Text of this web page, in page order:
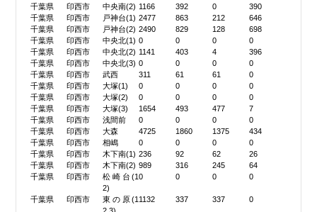
千葉県
印西市 中央南(2) 1166 392 0
390
千葉県
印西市 戸神台(1) 2477 863 212
646
千葉県
印西市 戸神台(2) 2490 829 128
698
千葉県
印西市 中央北(1) 0 0 0
0
千葉県
印西市 中央北(2) 1141 403 4
396
千葉県
印西市 中央北(3) 0 0 0
0
千葉県
印西市 武西 311 61 61
0
千葉県
印西市 大塚(1) 0 0 0
0
千葉県
印西市 大塚(2) 0 0 0
0
千葉県
印西市 大塚(3) 1654 493 477
7
千葉県
印西市 浅間前 0 0 0
0
千葉県
印西市 大森 4725 1860 1375
434
千葉県
印西市 相嶋 0 0 0
0
千葉県
印西市 木下南(1) 236 92 62
26
千葉県
印西市 木下南(2) 989 316 245
64
千葉県
印西市
松崎台(1
2)
0 0 0 0
千葉県 印西市
東の原(1 1132 337 337 0